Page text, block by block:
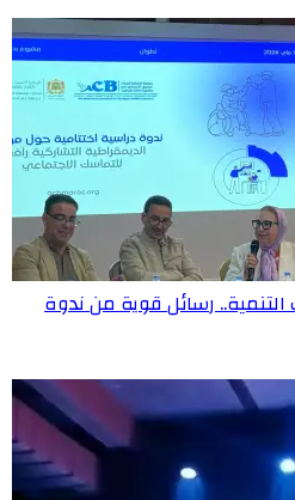
رسائل قوية من ندوة